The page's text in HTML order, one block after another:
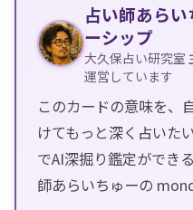
占い師あら
ーシップ
大久保占い研究室
運営しています
このカードの意味を、
けてもっと深く占いた
でAI深掘り鑑定ができ
師あらいちゅーの